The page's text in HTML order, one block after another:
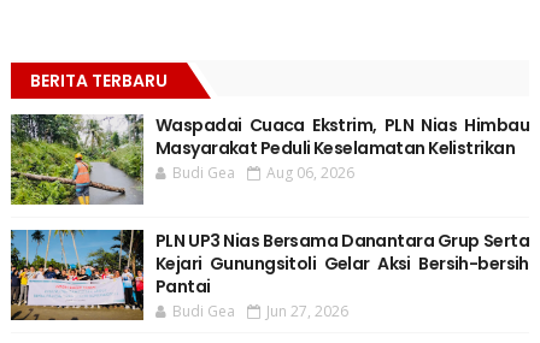
BERITA TERBARU
Waspadai Cuaca Ekstrim, PLN Nias Himbau
Masyarakat Peduli Keselamatan Kelistrikan
Budi Gea Aug 06, 2026
PLN UP3 Nias Bersama Danantara Grup Serta
Kejari Gunungsitoli Gelar Aksi Bersih-bersih
Pantai
Budi Gea Jun 27, 2026